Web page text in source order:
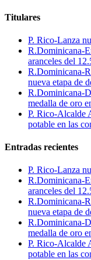
Titulares
P. Rico-Lanza
R.Dominicana-
aranceles del
R.Dominicana-
nueva etapa de
R.Dominicana-
medalla de oro
P. Rico-Alcalde
potable en las
Entradas recientes
P. Rico-Lanza
R.Dominicana-
aranceles del
R.Dominicana-
nueva etapa de
R.Dominicana-
medalla de oro
P. Rico-Alcalde
potable en las